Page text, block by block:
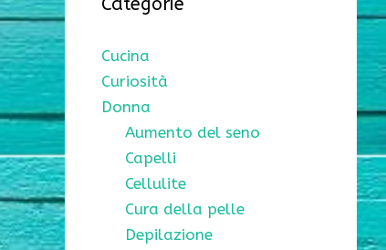
Cucina
Curiosità
Donna
Aumento del seno
Capelli
Cellulite
Cura della pelle
Depilazione